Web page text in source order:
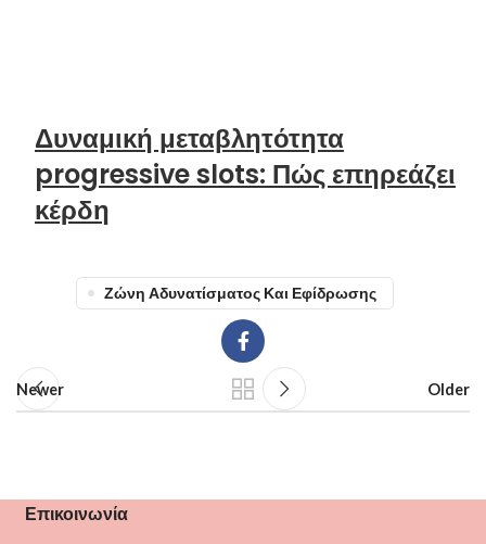
Δυναμική μεταβλητότητα
progressive slots: Πώς επηρεάζει
κέρδη
Ζώνη Αδυνατίσματος Και Εφίδρωσης
Newer Older
Επικοινωνία